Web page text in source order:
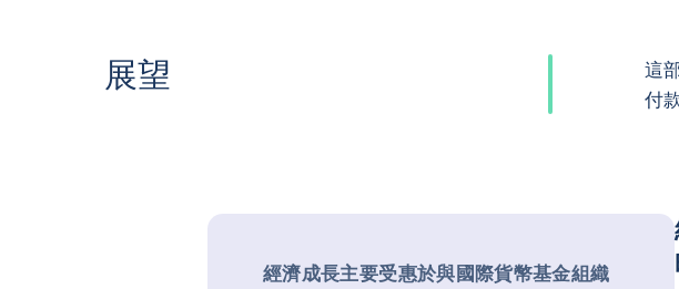
展望
這
付
經濟成長主要受惠於與國際貨幣基金組織